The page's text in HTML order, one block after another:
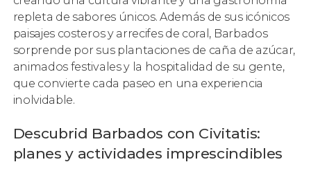
repleta de sabores únicos. Además de sus icónicos
paisajes costeros y arrecifes de coral, Barbados
sorprende por sus plantaciones de caña de azúcar,
animados festivales y la hospitalidad de su gente,
que convierte cada paseo en una experiencia
inolvidable.
Descubrid Barbados con Civitatis:
planes y actividades imprescindibles